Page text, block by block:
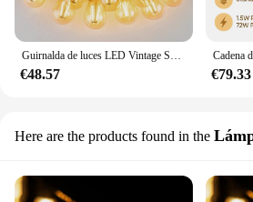
€48.57 €79.33
Here are the products found in the